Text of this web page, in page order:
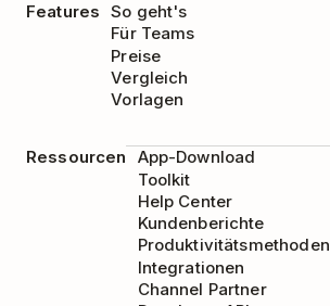
Features So geht's
Für Teams
Preise
Vergleich
Vorlagen
Ressourcen
App-Download
Toolkit
Help Center
Kundenberichte
Produktivitätsmethoden
Integrationen
Channel Partner